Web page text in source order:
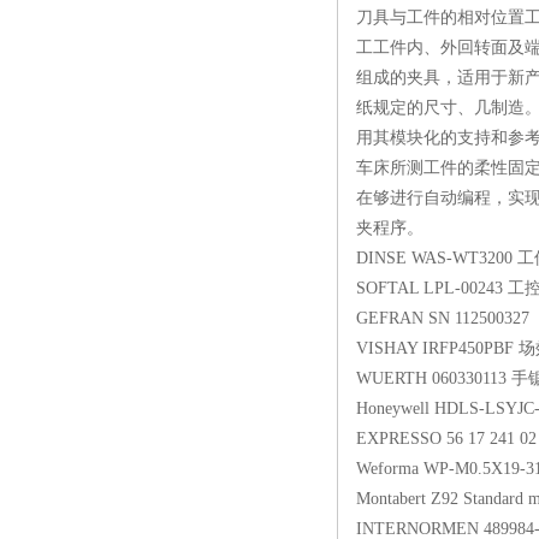
刀具与工件的相对位置
工工件内、外回转面及
组成的夹具，适用于新
纸规定的尺寸、几制造
用其模块化的支持和参
车床所测工件的柔性固
在够进行自动编程，实
夹程序。
DINSE WAS-
SOFTAL LPL-
GEFRAN SN
VISHAY
WUERTH
Honeywell HDLS-
EXPRESSO 56 17
Weforma WP-
Montabert Z92
INTERNORMEN